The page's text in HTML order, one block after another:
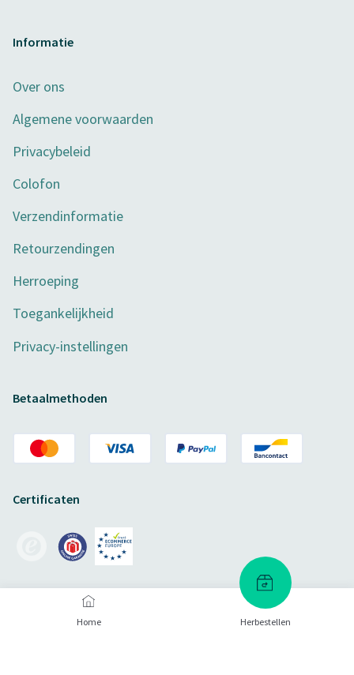
Home Herbestellen
Informatie
Over ons
Algemene voorwaarden
Privacybeleid
Colofon
Verzendinformatie
Retourzendingen
Herroeping
Toegankelijkheid
Privacy-instellingen
Betaalmethoden
Certificaten
Verzendmethoden